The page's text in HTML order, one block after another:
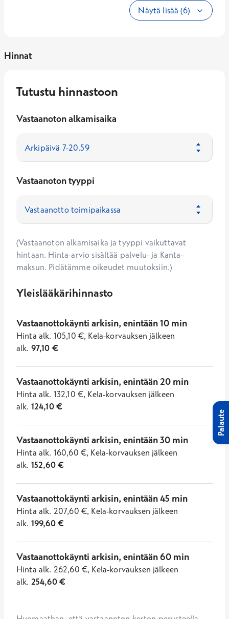
Näytä lisää (6)
Hinnat
Tutustu hinnastoon
Vastaanoton alkamisaika
Vastaanoton tyyppi
(Vastaanoton alkamisaika ja tyyppi vaikuttavat
hintaan. Hinta-arvio sisältää palvelu- ja Kanta-
maksun. Pidätämme oikeudet muutoksiin.)
Yleislääkärihinnasto
Vastaanottokäynti arkisin, enintään 10 min
Hinta alk. 105,10 €, Kela-korvauksen jälkeen
alk. 97,10 €
Vastaanottokäynti arkisin, enintään 20 min
Hinta alk. 132,10 €, Kela-korvauksen jälkeen
alk. 124,10€
Vastaanottokäynti arkisin, enintään 30 min
Hinta alk. 160,60 €, Kela-korvauksen jälkeen
alk. 152,60€
Vastaanottokäynti arkisin, enintään 45 min
Hinta alk. 207,60 €, Kela-korvauksen jälkeen
alk. 199,60€
Vastaanottokäynti arkisin, enintään 60 min
Hinta alk. 262,60 €, Kela-korvauksen jälkeen
alk. 254,60€
Palaute